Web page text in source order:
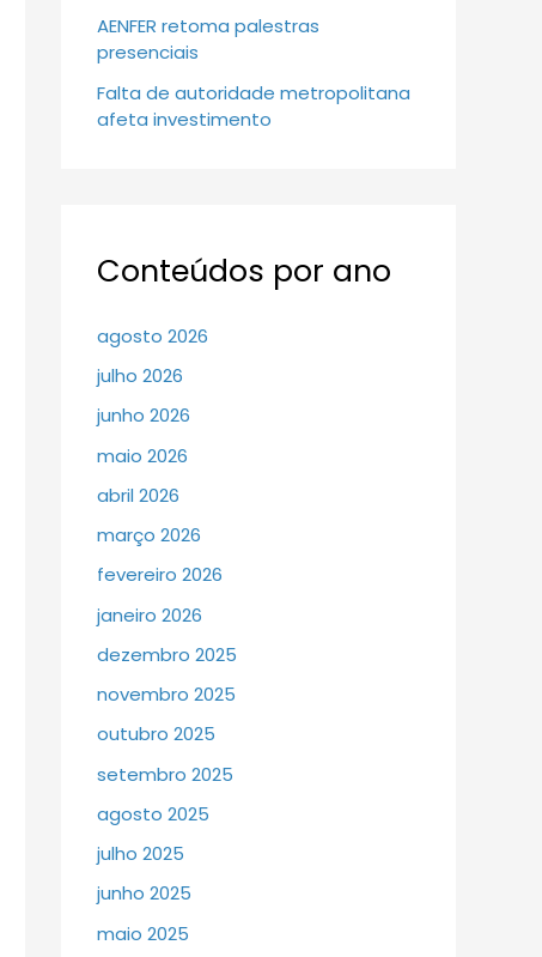
AENFER retoma palestras
presenciais
Falta de autoridade metropolitana
afeta investimento
Conteúdos por ano
agosto 2026
julho 2026
junho 2026
maio 2026
abril 2026
março 2026
fevereiro 2026
janeiro 2026
dezembro 2025
novembro 2025
outubro 2025
setembro 2025
agosto 2025
julho 2025
junho 2025
maio 2025